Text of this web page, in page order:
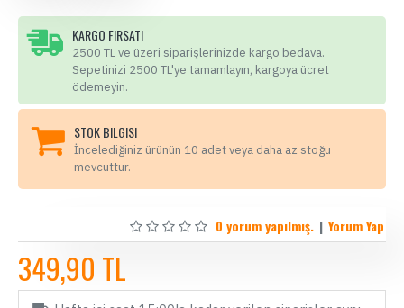
KARGO FIRSATI
2500 TL ve üzeri siparişlerinizde kargo bedava.
Sepetinizi 2500 TL'ye tamamlayın, kargoya ücret
ödemeyin.
STOK BILGISI
İncelediğiniz ürünün 10 adet veya daha az stoğu
mevcuttur.
0 yorum yapılmış. | Yorum Yap
349,90 TL